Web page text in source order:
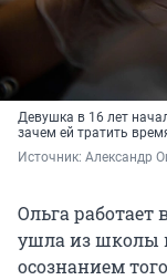
Девушка в 16 лет
зачем ей тратить
Источник: Александр
Ольга работает
ушла из школы
осознанием